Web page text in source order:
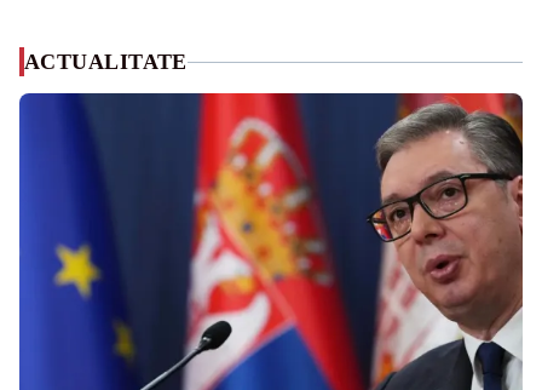
ACTUALITATE